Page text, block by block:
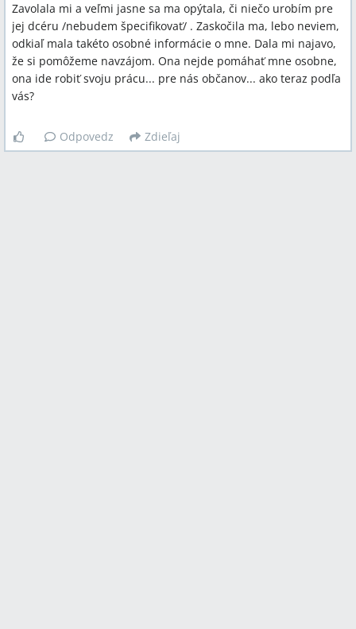
Zavolala mi a veľmi jasne sa ma opýtala, či niečo urobím pre
jej dcéru /nebudem špecifikovať/ . Zaskočila ma, lebo neviem,
odkiaľ mala takéto osobné informácie o mne. Dala mi najavo,
že si pomôžeme navzájom. Ona nejde pomáhať mne osobne,
ona ide robiť svoju prácu... pre nás občanov... ako teraz podľa
vás?
Odpovedz Zdieľaj